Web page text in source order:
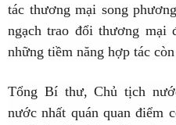
tác thương mại song
ngạch trao đổi thương mại
những tiềm năng hợp tác
Tổng Bí thư, Chủ tịch
nước nhất quán quan điểm